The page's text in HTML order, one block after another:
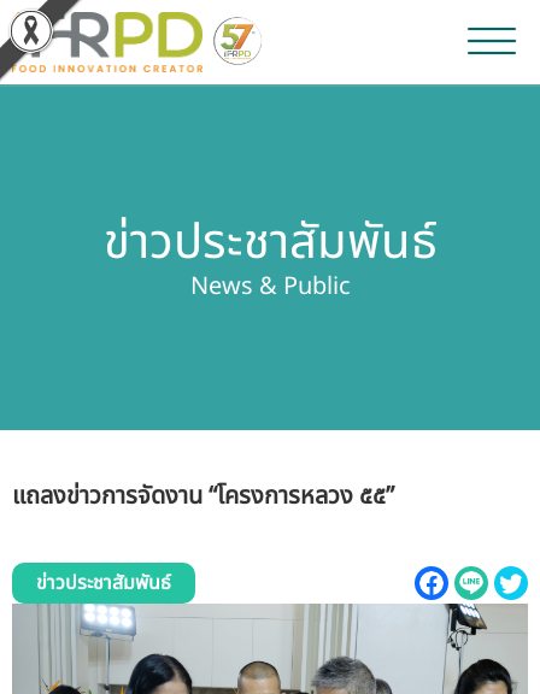
ผลิตภัณฑ์และจำหน่าย
เกี่ยวกับสถาบัน
บุคลากรสถาบัน
ระบบสารสนเทศ (ใน)
ติดต่อเรา
ข่าวประชาสัมพันธ์
News & Public
แถลงข่าวการจัดงาน “โครงการหลวง ๕๕”
ข่าวประชาสัมพันธ์